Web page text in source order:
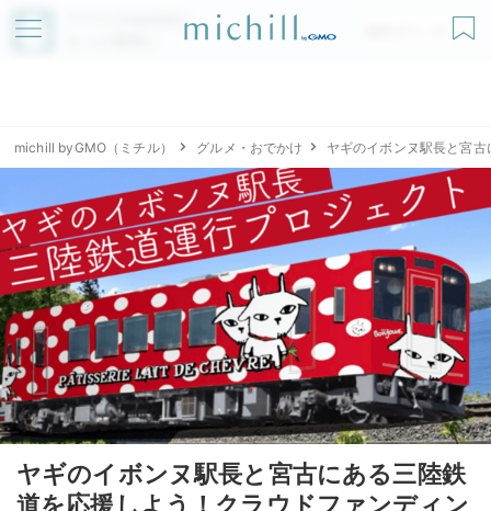
アプリでmichillが
無料ダウンロード
michill byGMO（ミチル） グルメ・おでかけ ヤギのイボンヌ駅長と宮
ヤギのイボンヌ駅長と宮古にある三陸鉄
道を応援しよう！クラウドファンディン